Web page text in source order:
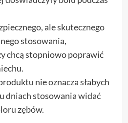
ale skutecznego
stosowania,
chcą stopniowo poprawić
nie oznacza słabych
dniach stosowania widać
zębów.